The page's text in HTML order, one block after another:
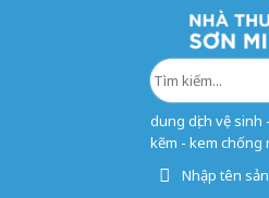
dung dịch vệ
kẽm - kem chống
Nhập tên